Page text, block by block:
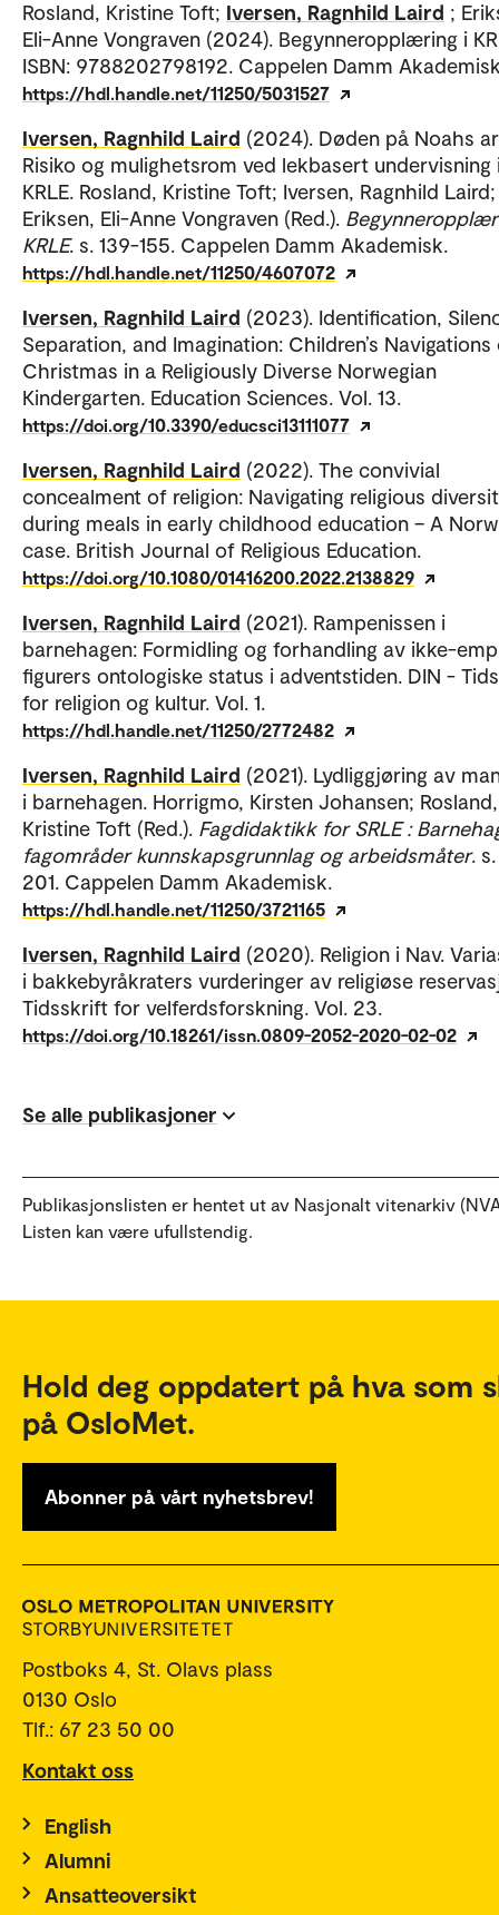
Rosland, Kristine Toft; Iversen, Ragnhild Laird ;
Eli-Anne Vongraven (2024). Begynneropplæring i
ISBN: 9788202798192. Cappelen Damm
https://hdl.handle.net/11250/5031527
Iversen, Ragnhild Laird (2024). Døden på Noahs
Risiko og mulighetsrom ved lekbasert undervisning
KRLE. Rosland, Kristine Toft; Iversen, Ragnhild Laird;
Eriksen, Eli-Anne Vongraven (Red.).
KRLE. s. 139-155. Cappelen Damm Akademisk.
https://hdl.handle.net/11250/4607072
Iversen, Ragnhild Laird (2023). Identification,
Separation, and Imagination: Children’s Navigations
Christmas in a Religiously Diverse Norwegian
Kindergarten. Education Sciences. Vol. 13.
https://doi.org/10.3390/educsci13111077
Iversen, Ragnhild Laird (2022). The convivial
concealment of religion: Navigating religious
during meals in early childhood education – A
case. British Journal of Religious Education.
https://doi.org/10.1080/01416200.2022.2138829
Iversen, Ragnhild Laird (2021). Rampenissen i
barnehagen: Formidling og forhandling av ikke-
figurers ontologiske status i adventstiden. DIN -
for religion og kultur. Vol. 1.
https://hdl.handle.net/11250/2772482
Iversen, Ragnhild Laird (2021). Lydliggjøring av
i barnehagen. Horrigmo, Kirsten Johansen; Rosland,
Kristine Toft (Red.). Fagdidaktikk for SRLE :
fagområder kunnskapsgrunnlag og arbeidsmåter.
201. Cappelen Damm Akademisk.
https://hdl.handle.net/11250/3721165
Iversen, Ragnhild Laird (2020). Religion i Nav.
i bakkebyråkraters vurderinger av religiøse
Tidsskrift for velferdsforskning. Vol. 23.
https://doi.org/10.18261/issn.0809-2052-2020-02-02
Se alle publikasjoner
Publikasjonslisten er hentet ut av Nasjonalt vitenarkiv
Listen kan være ufullstendig.
Hold deg oppdatert på hva som
på OsloMet.
Abonner på vårt nyhetsbrev!
Postboks 4, St. Olavs plass
0130 Oslo
Tlf.: 67 23 50 00
Kontakt oss
English
Alumni
Ansatteoversikt